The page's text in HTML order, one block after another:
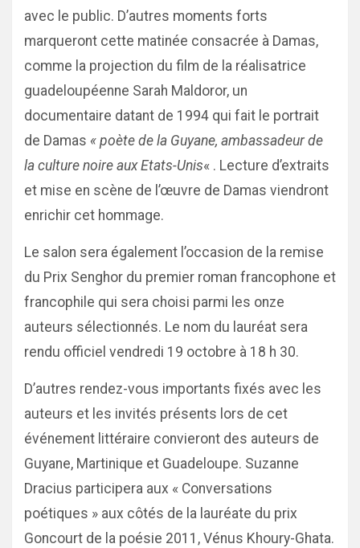
avec le public. D’autres moments forts
marqueront cette matinée consacrée à Damas,
comme la projection du film de la réalisatrice
guadeloupéenne Sarah Maldoror, un
documentaire datant de 1994 qui fait le portrait
de Damas « poète de la Guyane, ambassadeur de
la culture noire aux Etats-Unis« . Lecture d’extraits
et mise en scène de l’œuvre de Damas viendront
enrichir cet hommage.
Le salon sera également l’occasion de la remise
du Prix Senghor du premier roman francophone et
francophile qui sera choisi parmi les onze
auteurs sélectionnés. Le nom du lauréat sera
rendu officiel vendredi 19 octobre à 18 h 30.
D’autres rendez-vous importants fixés avec les
auteurs et les invités présents lors de cet
événement littéraire convieront des auteurs de
Guyane, Martinique et Guadeloupe. Suzanne
Dracius participera aux « Conversations
poétiques » aux côtés de la lauréate du prix
Goncourt de la poésie 2011, Vénus Khoury-Ghata.